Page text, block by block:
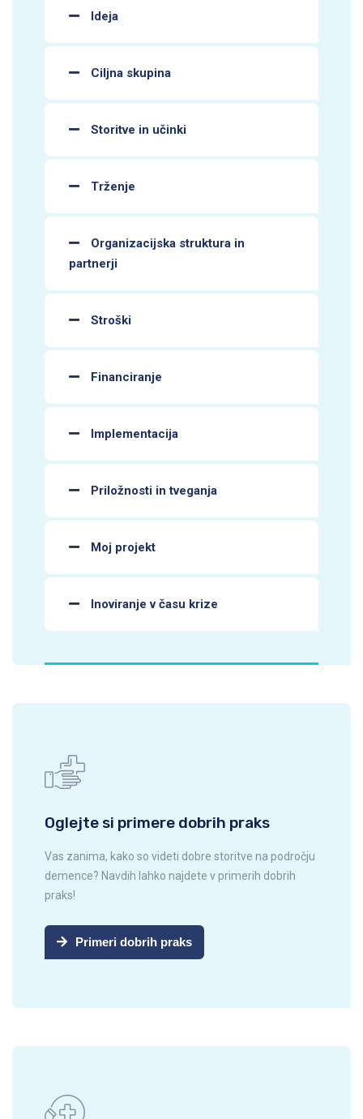
Ideja
Ciljna skupina
Storitve in učinki
Trženje
Organizacijska struktura in
partnerji
Stroški
Financiranje
Implementacija
Priložnosti in tveganja
Moj projekt
Inoviranje v času krize
Oglejte si primere dobrih praks
Vas zanima, kako so videti dobre storitve na področju
demence? Navdih lahko najdete v primerih dobrih
praks!
Primeri dobrih praks